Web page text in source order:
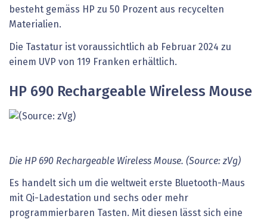
besteht gemäss HP zu 50 Prozent aus recycelten
Materialien.
Die Tastatur ist voraussichtlich ab Februar 2024 zu
einem UVP von 119 Franken erhältlich.
HP 690 Rechargeable Wireless Mouse
Die HP 690 Rechargeable Wireless Mouse. (Source: zVg)
Es handelt sich um die weltweit erste Bluetooth-Maus
mit Qi-Ladestation und sechs oder mehr
programmierbaren Tasten. Mit diesen lässt sich eine